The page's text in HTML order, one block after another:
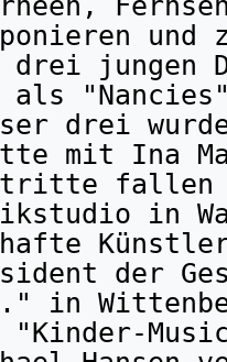
drei jungen
als
drei
mit Ina
fallen
in
der
in
"Kinder-